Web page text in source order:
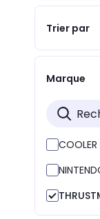
Trier par
Marque
COOLER